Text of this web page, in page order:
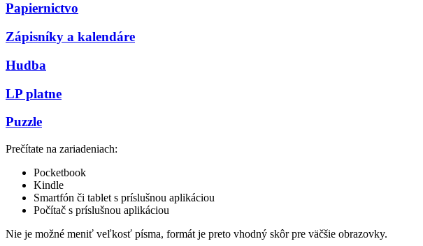
Papiernictvo
Zápisníky a kalendáre
Hudba
LP platne
Puzzle
Prečítate na zariadeniach:
Pocketbook
Kindle
Smartfón či tablet s príslušnou aplikáciou
Počítač s príslušnou aplikáciou
Nie je možné meniť veľkosť písma, formát je preto vhodný skôr pre väčšie obrazovky.